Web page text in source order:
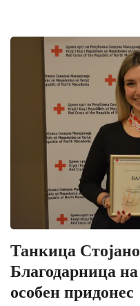
Танкица
Благодарница
особен придонес